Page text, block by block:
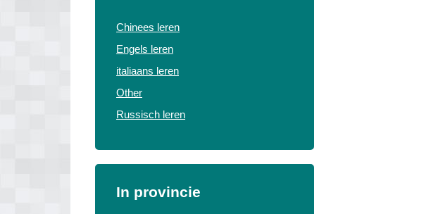
Chinees leren
Engels leren
italiaans leren
Other
Russisch leren
In provincie